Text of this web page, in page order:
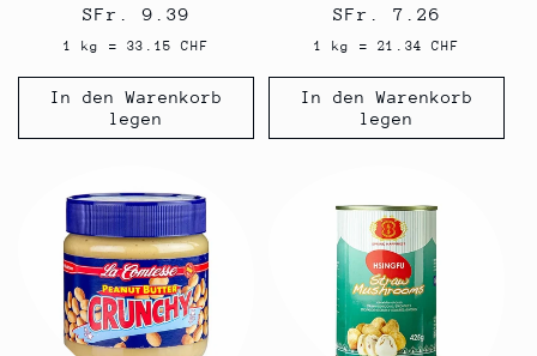
Normaler
Preis
SFr. 9.39
1 kg = 33.15 CHF
In den Warenkorb
legen
Normaler
Preis
SFr. 7.26
1 kg = 21.34 CHF
In den Warenkorb
legen